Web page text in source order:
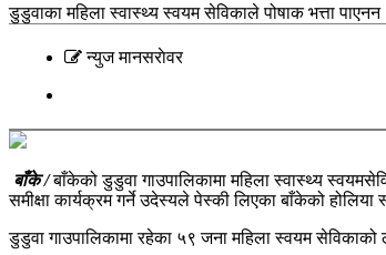
डुडुवाका महिला स्वास्थ्य स्वयम सेविकाले पोषाक भत्ता पाएनन
न्युज मानसराेवर
बाँके /बाँकेको डुडुवा गाउपालिकामा महिला स्वास्थ्य
समीक्षा कार्यक्रम गर्ने उदेस्यले पेस्की लिएका बाँकेको
डुडुवा गाउपालिकामा रहेका ५९ जना महिला स्वयम सेविकाको